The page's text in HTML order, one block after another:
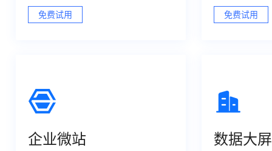
免费试用
免费试用
企业微站 数据大屏